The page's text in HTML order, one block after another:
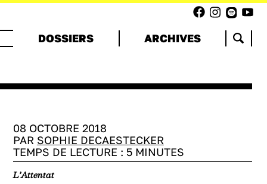
DOSSIERS ARCHIVES
08 OCTOBRE 2018
PAR SOPHIE DECAESTECKER
TEMPS DE LECTURE : 5MINUTES
L’Attentat